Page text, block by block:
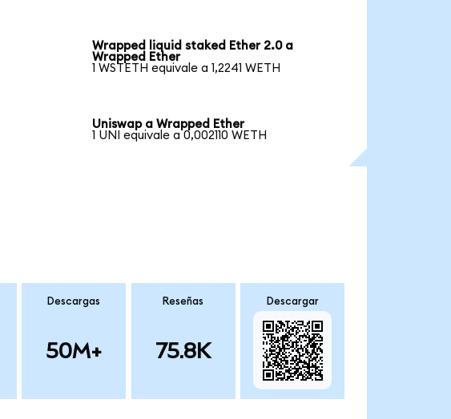
Wrapped liquid staked Ether 2.0 a
Wrapped Ether
1 WSTETH equivale a 1,2241 WETH
Uniswap a Wrapped Ether
1 UNI equivale a 0,002110 WETH
Descargas
50M+
Reseñas
75.8K
Descargar